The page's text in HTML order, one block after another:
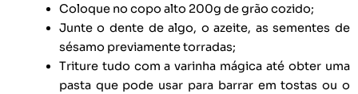
Coloque no copo alto 200g de grão cozido;
Junte o dente de algo, o azeite, as sementes de
sésamo previamente torradas;
Triture tudo com a varinha mágica até obter uma
pasta que pode usar para barrar em tostas ou o